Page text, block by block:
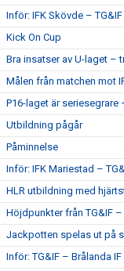
Inför: IFK Skövde –
Kick On Cup
Bra insatser av U-laget –
Målen från matchen mot
P16-laget är
Utbildning pågår
Påminnelse
Inför: IFK Mariestad –
HLR utbildning med
Höjdpunkter från TG&IF –
Jackpotten spelas ut på
Inför: TG&IF – Brålanda IF